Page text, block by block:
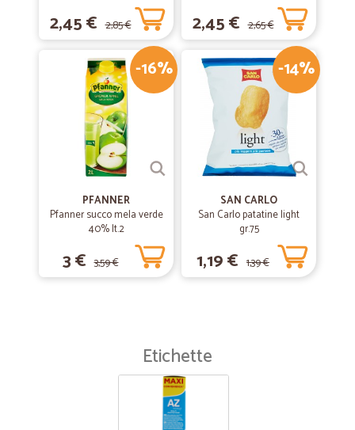
2,45 € 2,85 € 2,45 € 2,65 €
-16%
PFANNER
Pfanner succo mela verde
40% lt.2
3 € 3,59 €
-14%
SAN CARLO
San Carlo patatine light
gr.75
1,19 € 1,39 €
Etichette